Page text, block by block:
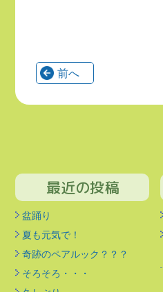
前へ
最近の投稿
盆踊り
夏も元気で！
奇跡のペアルック？？？
そろそろ・・・